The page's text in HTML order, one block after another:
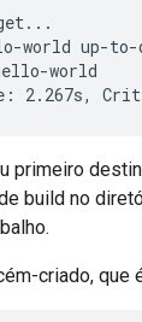
world up-to-
world
primeiro
build no
criado, que